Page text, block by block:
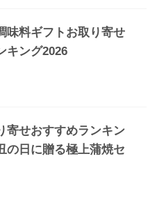
味料ギフトお取り寄せ
キング2026
寄せおすすめランキン
の日に贈る極上蒲焼セ